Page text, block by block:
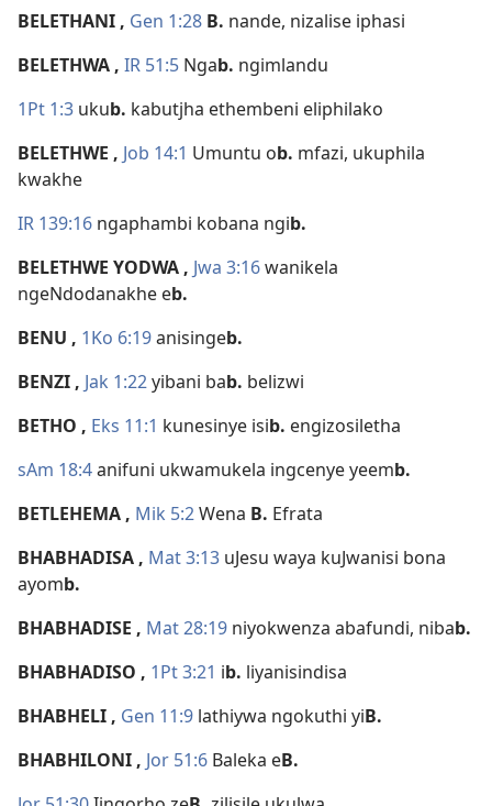
BELETHANI, Gen 1:28 B. nande, nizalise iphasi
BELETHWA, IR 51:5 Ngab. ngimlandu
1Pt 1:3 ukub. kabutjha ethembeni eliphilako
BELETHWE , Job 14:1 Umuntu ob. mfazi, ukuphila
kwakhe
IR 139:16 ngaphambi kobana ngib.
BELETHWE YODWA, Jwa 3:16wanikela
ngeNdodanakhe eb.
BENU , 1Ko 6:19anisingeb.
BENZI, Jak 1:22yibani bab. belizwi
BETHO , Eks 11:1 kunesinye isib. engizosiletha
sAm 18:4anifuni ukwamukela ingcenye yeemb.
BETLEHEMA, Mik 5:2Wena B. Efrata
BHABHADISA, Mat 3:13 uJesu waya kuJwanisi bona
ayomb.
BHABHADISE , Mat 28:19 niyokwenza abafundi, nibab.
BHABHADISO , 1Pt 3:21 ib. liyanisindisa
BHABHELI, Gen 11:9 lathiywa ngokuthi yiB.
BHABHILONI, Jor 51:6 Baleka eB.